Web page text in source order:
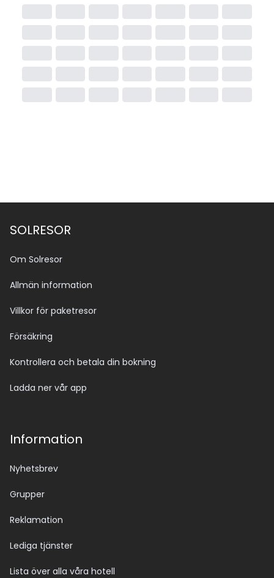
SOLRESOR
Om Solresor
Allmän information
Villkor för paketresor
Försäkring
Kontrollera och betala din bokning
Ladda ner vår app
Information
Nyhetsbrev
Grupper
Reklamation
Lediga tjänster
Lista över alla våra hotell